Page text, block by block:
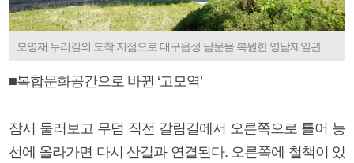
모명재 누리길의 도착 지점으로 대구읍성 남문을 복원한 영남제일관.
■복합문화공간으로 바뀐 ‘고모역’
잠시 둘러보고 무덤 직전 갈림길에서 오른쪽으로 틀어 능
선에 올라가면 다시 산길과 연결된다. 오른쪽에 철책이 있